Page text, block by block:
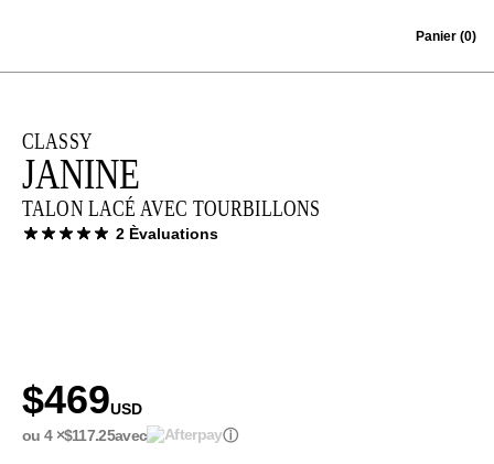
Panier (0)
CLASSY
JANINE
TALON LACÉ AVEC TOURBILLONS
2 Èvaluations
$469USD
ou 4 ×$117.25avec ⓘ